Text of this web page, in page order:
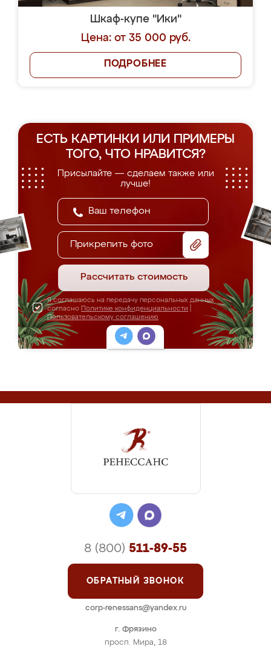
Шкаф-купе "Ики"
Цена: от 35 000 руб.
ПОДРОБНЕЕ
ЕСТЬ КАРТИНКИ ИЛИ ПРИМЕРЫ
ТОГО, ЧТО НРАВИТСЯ?
Присылайте — сделаем также или
лучше!
Прикрепить фото
Рассчитать стоимость
Я соглашаюсь на передачу персональных данных
согласно Политике конфиденциальности
Пользовательскому соглашению
г. Фрязино
просп. Мира, 18
8 (800) 511-89-55
ОБРАТНЫЙ ЗВОНОК
corp-renessans@yandex.ru